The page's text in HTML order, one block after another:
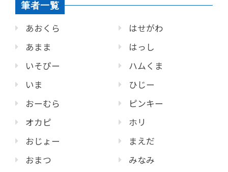
筆者一覧
あおくら
あまま
いそぴー
いま
おーむら
オカピ
おじょー
おまつ
はせがわ
はっし
ハムくま
ひじー
ピンキー
ホリ
まえだ
みなみ